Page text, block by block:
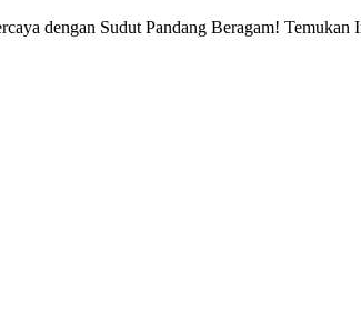
dengan Sudut Pandang Beragam!